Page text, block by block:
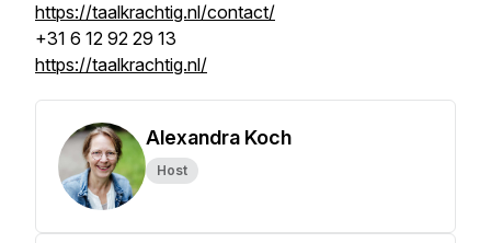
https://taalkrachtig.nl/contact/
+31 6 12 92 29 13
https://taalkrachtig.nl/
Alexandra Koch
Host